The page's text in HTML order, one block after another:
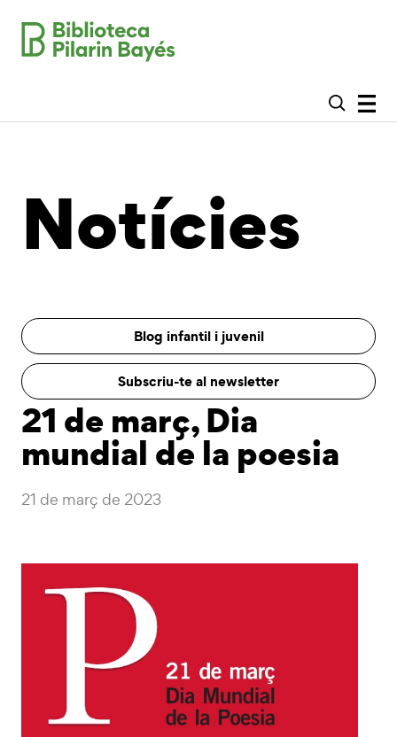
Notícies
Blog infantil i juvenil
Subscriu-te al newsletter
21 de març, Dia
mundial de la poesia
21 de març de 2023